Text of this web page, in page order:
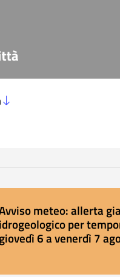
meteo: allerta
idrogeologico per
giovedì 6 a venerdì 7